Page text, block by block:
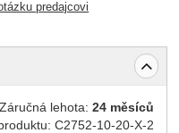
predajcovi
Záručná lehota:24 měsíců
C2752-10-20-X-2